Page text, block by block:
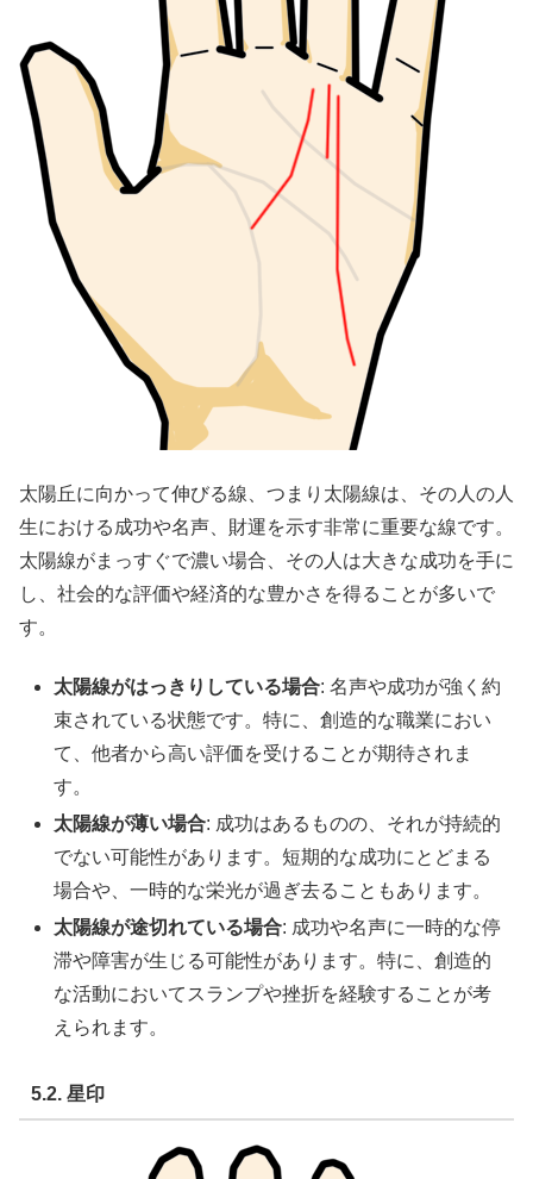
太陽丘に向かって伸びる線、つまり太陽線は、その人の人
生における成功や名声、財運を示す非常に重要な線です。
太陽線がまっすぐで濃い場合、その人は大きな成功を手に
し、社会的な評価や経済的な豊かさを得ることが多いで
す。
太陽線がはっきりしている場合: 名声や成功が強く約
束されている状態です。特に、創造的な職業におい
て、他者から高い評価を受けることが期待されま
す。
太陽線が薄い場合: 成功はあるものの、それが持続的
でない可能性があります。短期的な成功にとどまる
場合や、一時的な栄光が過ぎ去ることもあります。
太陽線が途切れている場合: 成功や名声に一時的な停
滞や障害が生じる可能性があります。特に、創造的
な活動においてスランプや挫折を経験することが考
えられます。
5.2. 星印